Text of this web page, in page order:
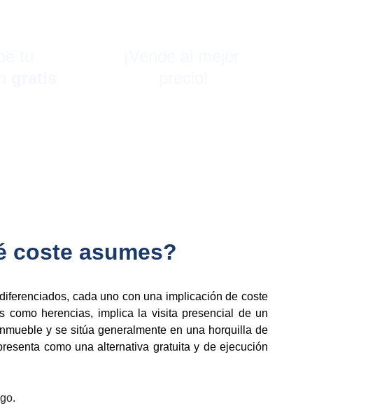
coste asumes?
cada uno con una implicación de coste
como herencias, implica la visita presencial de un
y se sitúa generalmente en una horquilla de
como una alternativa gratuita y de ejecución